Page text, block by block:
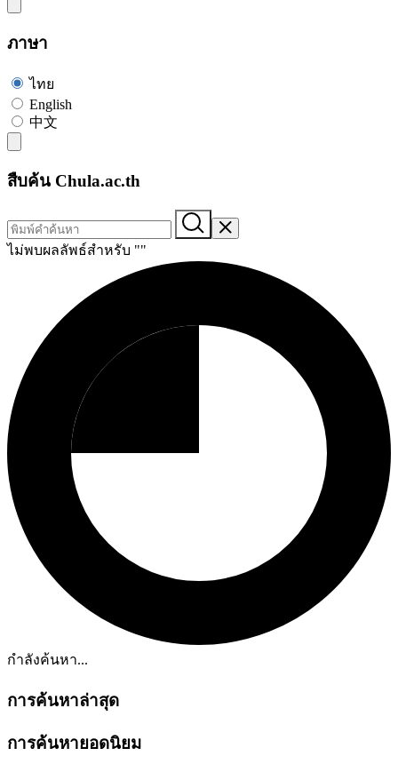
ภาษา
ไทย
English
中文
สืบค้น Chula.ac.th
ไม่พบผลลัพธ์สำหรับ ""
กำลังค้นหา...
การค้นหาล่าสุด
การค้นหายอดนิยม